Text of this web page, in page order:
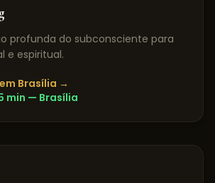
profunda do subconsciente para
e espiritual.
em Brasília →
min — Brasília